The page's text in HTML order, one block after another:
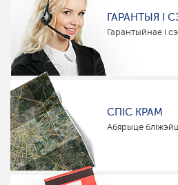
ГАРАНТЫЯ І
Гарантыйнае і
СПІС КРАМ
Абярыце